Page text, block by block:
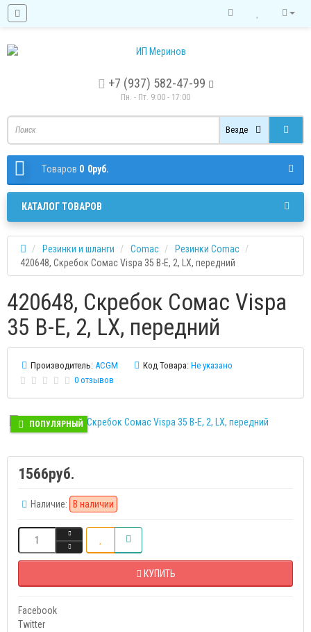
+7 (937) 582-47-99
Пн. - Пт. 9:00 - 17:00
Везде
Tоваров 0 0руб.
КАТАЛОГ ТОВАРОВ
Резинки и шланги Comac
Резинки Comac
420648, Скребок Сомас Vispa 35 В-Е, 2, LX, передний
420648, Скребок Сомас Vispa
35 В-Е, 2, LX, передний
Производитель: ACGM Код Товара: Не указано
0 отзывов
ПОПУЛЯРНЫЙ
1566руб.
Наличие: В наличии
КУПИТЬ
Facebook
Twitter